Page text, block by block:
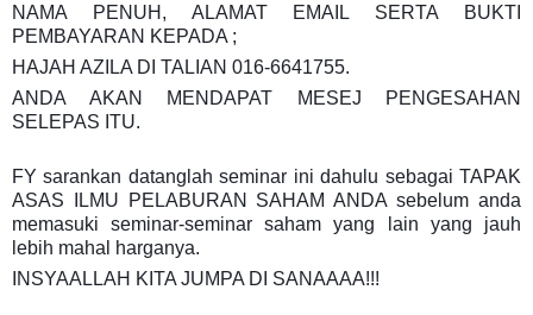
NAMA PENUH, ALAMAT EMAIL SERTA BUKTI
PEMBAYARAN KEPADA ;
HAJAH AZILA DI TALIAN 016-6641755.
ANDA AKAN MENDAPAT MESEJ PENGESAHAN
SELEPAS ITU.
FY sarankan datanglah seminar ini dahulu sebagai TAPAK
ASAS ILMU PELABURAN SAHAM ANDA sebelum anda
memasuki seminar-seminar saham yang lain yang jauh
lebih mahal harganya.
INSYAALLAH KITA JUMPA DI SANAAAA!!!